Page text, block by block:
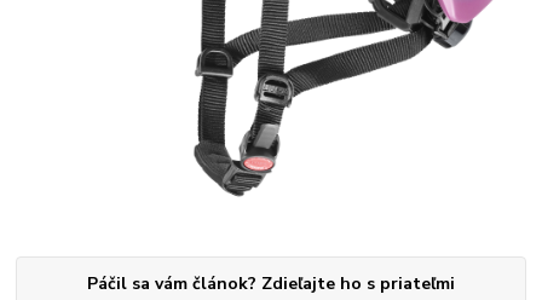
Páčil sa vám článok? Zdieľajte ho s priateľmi